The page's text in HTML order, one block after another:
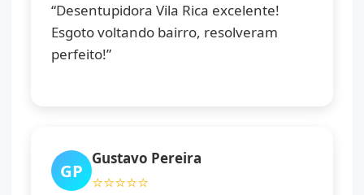
“Desentupidora Vila Rica excelente!
Esgoto voltando bairro, resolveram
perfeito!”
GP
Gustavo Pereira
⭐⭐⭐⭐⭐